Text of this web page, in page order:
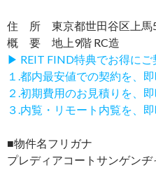
住 所 東京都世田谷区上馬
概 要 地上9階 RC造
▶ REIT FIND特典でお得にご
１.都内最安値での契約を、
２.初期費用のお見積りを、
３.内覧・リモート内覧を、
■物件名フリガナ
プレディアコートサンゲンヂ